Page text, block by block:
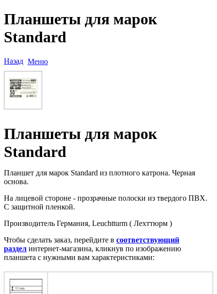
Планшеты для марок
Standard
Назад Меню
Планшеты для марок
Standard
Планшет для марок Standard из плотного катрона. Черная
основа.
На лицевой стороне - прозрачные полоски из твердого ПВХ.
С защитной пленкой.
Производитель Германия, Leuchtturm ( Лехттюрм )
Чтобы сделать заказ, перейдите в соответствующий
раздел интернет-магазина, кликнув по изображению
планшета с нужными вам характеристиками: